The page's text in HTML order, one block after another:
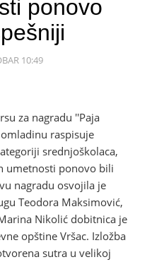
ponovo
10:49
za nagradu ''Paja
raspisuje
srednjoškolaca,
umetnosti ponovo bili
nagradu osvojila je
Teodora Maksimović,
Nikolić dobitnica je
opštine Vršac. Izložba
sutra u velikoj